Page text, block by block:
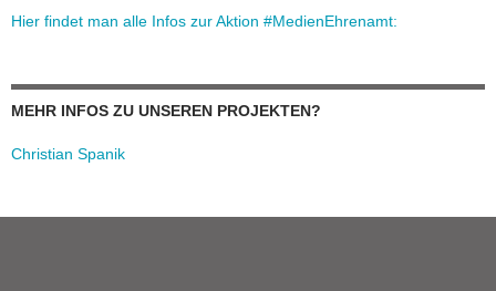
Hier findet man alle Infos zur Aktion #MedienEhrenamt:
MEHR INFOS ZU UNSEREN PROJEKTEN?
Christian Spanik